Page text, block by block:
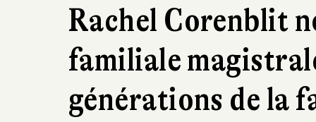
Rachel Corenblit
familiale
générations de la